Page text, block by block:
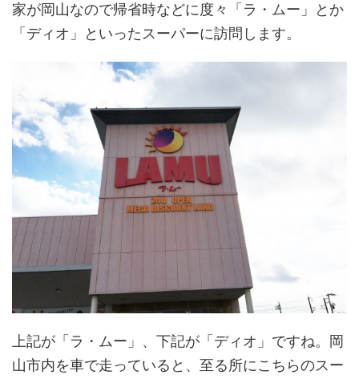
家が岡山なので帰省時などに度々「ラ・ムー」とか
「ディオ」といったスーパーに訪問します。
上記が「ラ・ムー」、下記が「ディオ」ですね。岡
山市内を車で走っていると、至る所にこちらのスー